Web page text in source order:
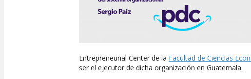
Entrepreneurial Center de la Facultad de Ciencias
ser el ejecutor de dicha organización en Guatemala.